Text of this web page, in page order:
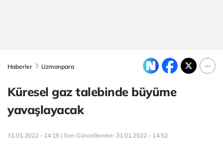
Haberler Uzmanpara
Küresel gaz talebinde büyüme
yavaşlayacak
31.01.2022 - 14:15 | Son Güncellenme: 31.01.2022 - 14:52